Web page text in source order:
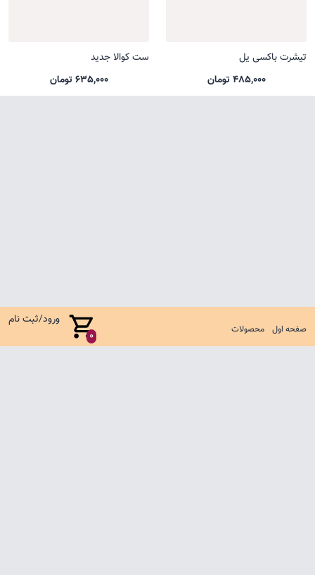
صفحه اول محصولات 0
ورود/ثبت نام
تیشرت باکسی یل
485,000 تومان
ست کوالا جدید
635,000 تومان